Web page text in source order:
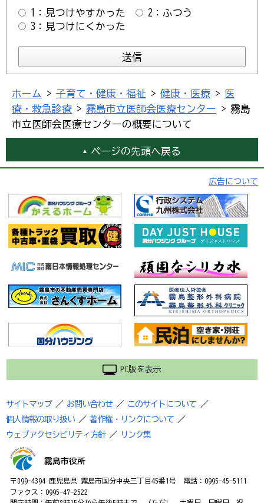
1：見つけやすかった
2：ふつう
3：見つけにくかった
ホーム > 子育て・健康・福祉 > 健康・医療 >
医
療・救急診療 > 霧島市立医師会医療センター > 霧島
市立医師会医療センターの概要について
ページの先頭へ戻る
広告について
PC版を表示
サイトマップ ／ お問い合わせ ／ このサイトについて
／
個人情報の取り扱い ／ 著作権・リンクについて ／
ウェブアクセシビリティ方針 ／ リンク集
霧島市役所
〒899-4394 鹿児島県 霧島市国分中央三丁目45番1号 電話：0995-45-5111
ファクス：0995-47-2522